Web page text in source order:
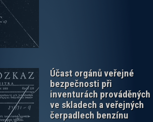
Účast orgánů veřejné
bezpečnosti při
inventurách prováděných
ve skladech a veřejných
čerpadlech benzínu